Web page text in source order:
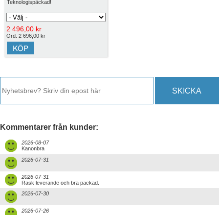
Teknologispäckad!
2 496,00 kr
Ord: 2 696,00 kr
SKICKA
Kommentarer från kunder:
2026-08-07
Kanonbra
2026-07-31
2026-07-31
Rask leverande och bra packad.
2026-07-30
2026-07-26